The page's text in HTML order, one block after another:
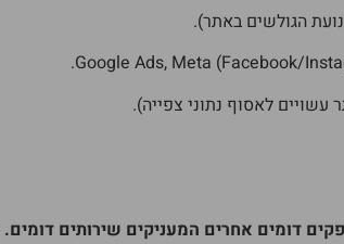
דומים אחרים המעניקים שירותים דומים.